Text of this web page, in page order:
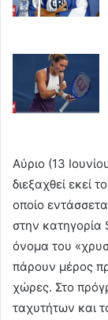
Αύριο (13
διεξαχθεί εκεί
οποίο
στην κατηγορία
όνομα του
πάρουν μέρος
χώρες. Στο
ταχυτήτων και